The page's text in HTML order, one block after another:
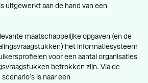
uitgewerkt aan de hand van een
maatschappelijke opgaven (en de
het informatiesysteem
voor een aantal organisaties
betrokken zijn. Via de
is naar een